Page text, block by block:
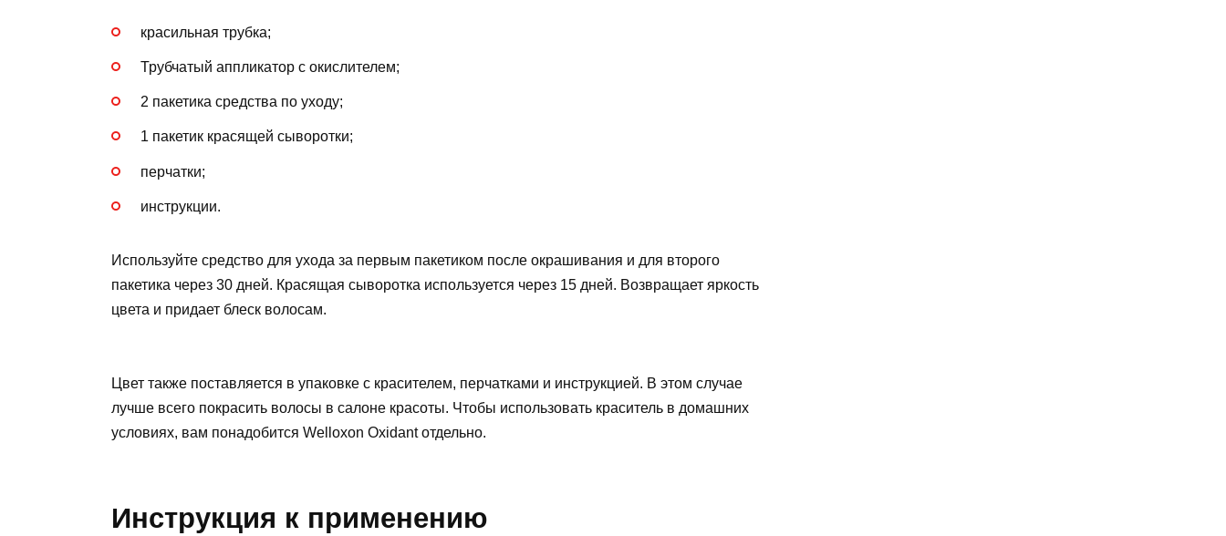
красильная трубка;
Трубчатый аппликатор с окислителем;
2 пакетика средства по уходу;
1 пакетик красящей сыворотки;
перчатки;
инструкции.
Используйте средство для ухода за первым пакетиком после окрашивания и для второго
пакетика через 30 дней. Красящая сыворотка используется через 15 дней. Возвращает яркость
цвета и придает блеск волосам.
Цвет также поставляется в упаковке с красителем, перчатками и инструкцией. В этом случае
лучше всего покрасить волосы в салоне красоты. Чтобы использовать краситель в домашних
условиях, вам понадобится Welloxon Oxidant отдельно.
Инструкция к применению